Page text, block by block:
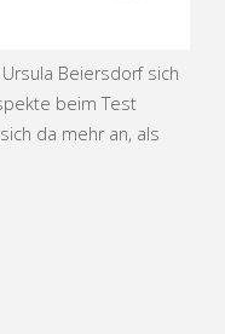
Beiersdorf sich
beim Test
da mehr an, als